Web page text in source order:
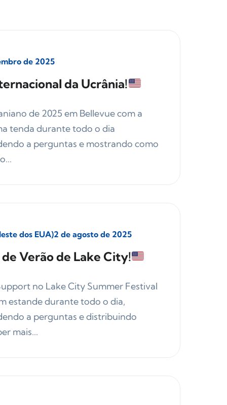
da Ucrânia!
de 2025
de 2025 em Bellevue com a
tenda durante todo o dia
a perguntas e mostrando como
Verão de Lake City!
dos EUA)2 de agosto de 2025
no Lake City Summer Festival
estande durante todo o dia,
a perguntas e distribuindo
mais...